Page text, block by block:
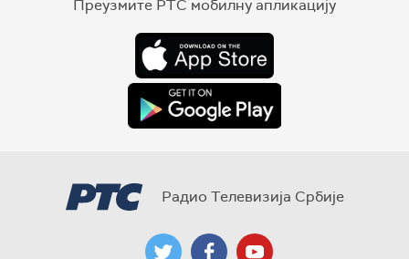
Преузмите РТС мобилну апликацију
Радио Телевизија Србије